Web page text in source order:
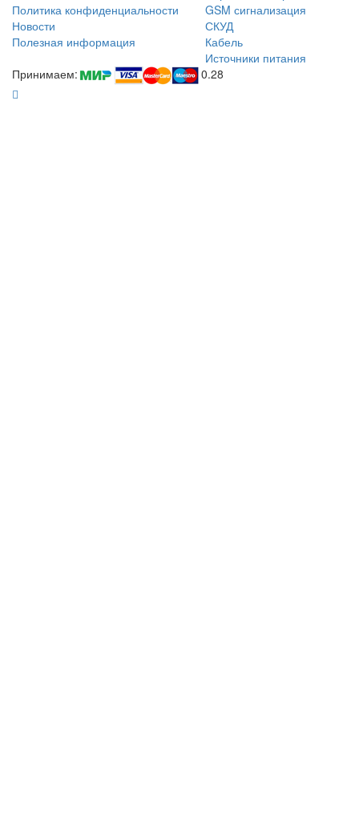
Политика конфиденциальности
GSM сигнализация
Новости
СКУД
Полезная информация
Кабель
Источники питания
Принимаем:
0.28